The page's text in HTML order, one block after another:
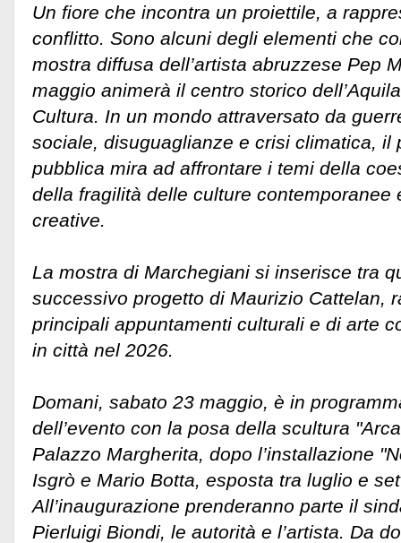
Un fiore che incontra un proiettile, a
conflitto. Sono alcuni degli elementi che
mostra diffusa dell’artista abruzzese Pep
maggio animerà il centro storico
Cultura. In un mondo attraversato da
sociale, disuguaglianze e crisi climatica, il
pubblica mira ad affrontare i temi della
della fragilità delle culture contemporanee
creative.
La mostra di Marchegiani si inserisce tra
successivo progetto di Maurizio Cattelan,
principali appuntamenti culturali e di arte
in città nel 2026.
Domani, sabato 23 maggio, è in
dell’evento con la posa della scultura
Palazzo Margherita, dopo l’installazione
Isgrò e Mario Botta, esposta tra luglio e
All’inaugurazione prenderanno parte il
Pierluigi Biondi, le autorità e l’artista. Da